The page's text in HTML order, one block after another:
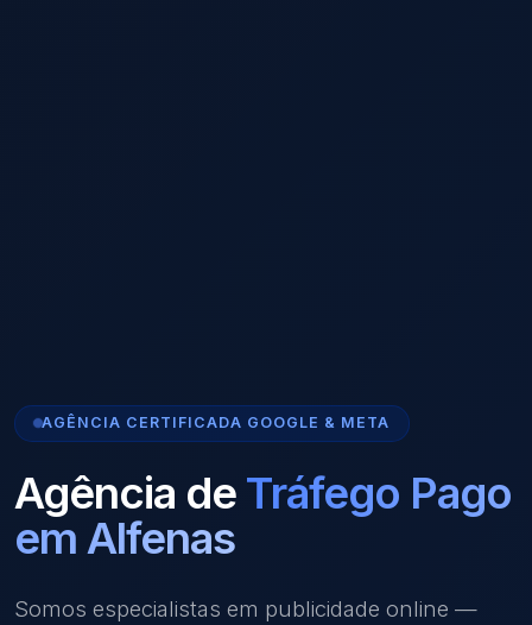
AGÊNCIA CERTIFICADA GOOGLE & META
Agência de Tráfego Pago
em Alfenas
Somos especialistas em publicidade online —